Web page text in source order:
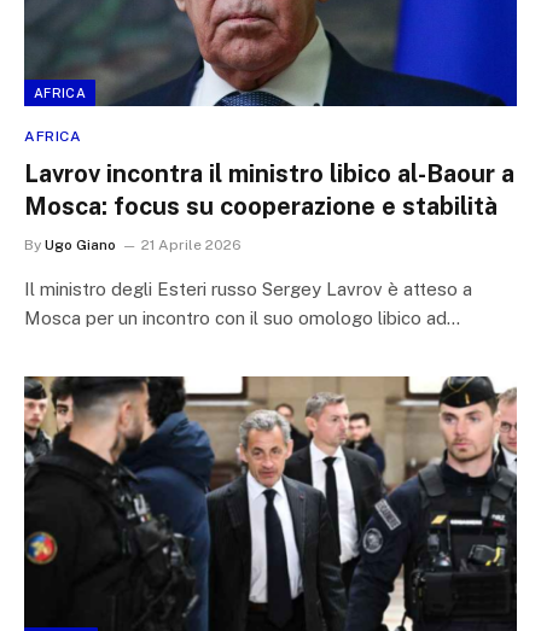
AFRICA
AFRICA
Lavrov incontra il ministro libico al-Baour a
Mosca: focus su cooperazione e stabilità
By Ugo Giano 21 Aprile 2026
Il ministro degli Esteri russo Sergey Lavrov è atteso a
Mosca per un incontro con il suo omologo libico ad…